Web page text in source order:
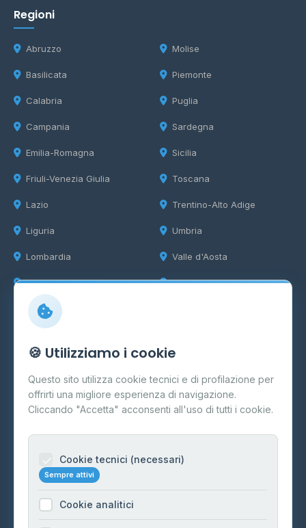
Regioni
Abruzzo
Basilicata
Calabria
Campania
Emilia-Romagna
Friuli-Venezia Giulia
Lazio
Liguria
Lombardia
Marche
Molise
Piemonte
Puglia
Sardegna
Sicilia
Toscana
Trentino-Alto Adige
Umbria
Valle d'Aosta
Veneto
Info
Cos'è il GPL
FAQ
Contatti
Informazioni legali
Cookie Policy
🍪 Utilizziamo i cookie
Questo sito utilizza cookie tecnici e di profilazione per
offrirti una migliore esperienza di navigazione.
Cliccando "Accetta" acconsenti all'uso di tutti i cookie.
Cookie tecnici (necessari)
Sempre attivi
Cookie analitici